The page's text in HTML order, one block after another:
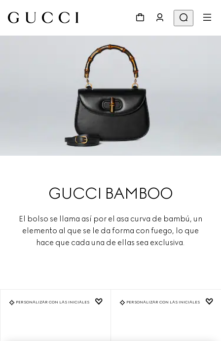
GUCCI BAMBOO
El bolso se llama así por el asa curva de bambú, un
elemento al que se le da forma con fuego, lo que
hace que cada una de ellas sea exclusiva.
PERSONALIZAR CON LAS INICIALES PERSONALIZAR CON LAS INICIALES